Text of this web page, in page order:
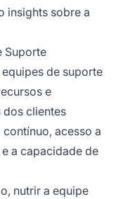
insights sobre a
Suporte
de suporte
e
clientes
acesso a
a capacidade de
nutrir a equipe